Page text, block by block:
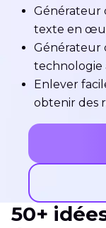
Générateur
texte en
Générateur
technologie
Enlever
obtenir des
50+